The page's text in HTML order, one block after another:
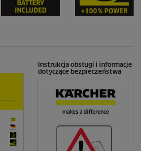
Instrukcja obsługi i informacje
dotyczące bezpieczeństwa